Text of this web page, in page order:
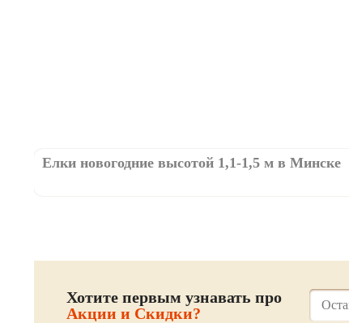
Елки новогодние высотой 1,1-1,5 м в Минске
Хотите первым узнавать про
Акции и Скидки?